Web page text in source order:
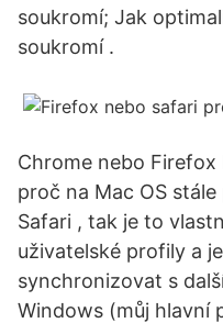
soukromí; Jak
soukromí .
Chrome nebo
proč na Mac OS
Safari , tak je to
uživatelské profily a
synchronizovat s
Windows (můj hlavní